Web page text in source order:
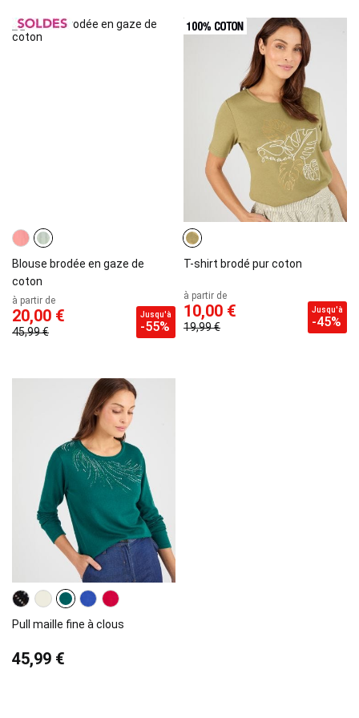
Blouse brodée en gaze de
coton
à partir de
20,00 €
45,99 €
Jusqu'à
-55%
T-shirt brodé pur coton
à partir de
10,00 €
19,99 €
Jusqu'à
-45%
Pull maille fine à clous
45,99 €